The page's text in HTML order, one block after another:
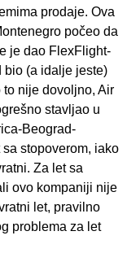
prodaje. Ova
počeo da
je dao FlexFlight-
bio (a idalje jeste)
to nije dovoljno, Air
stavljao u
Beograd-
sa stopoverom, iako
Za let sa
ovo kompaniji nije
let, pravilno
problema za let